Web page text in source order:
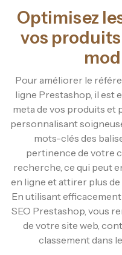
Optimisez
vos
Pour améliorer le
ligne Prestashop, il est
meta de vos produits et
personnalisant
mots-clés des
pertinence de votre
recherche, ce qui peut
en ligne et attirer plus
En utilisant
SEO Prestashop, vous
de votre site web,
classement dans